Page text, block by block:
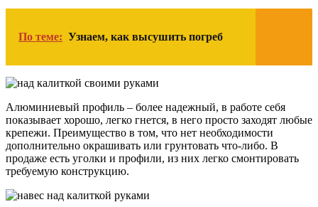
По теме: Узнаем, как высушить погреб
Алюминиевый профиль – более надежный, в работе себя
показывает хорошо, легко гнется, в него просто заходят любые
крепежи. Преимущество в том, что нет необходимости
дополнительно окрашивать или грунтовать что-либо. В
продаже есть уголки и профили, из них легко смонтировать
требуемую конструкцию.